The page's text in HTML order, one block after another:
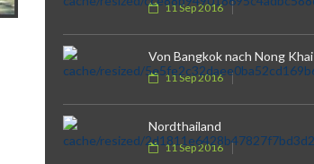
11 Sep 2016
Von Bangkok nach Nong Khai
11 Sep 2016
Nordthailand
11 Sep 2016